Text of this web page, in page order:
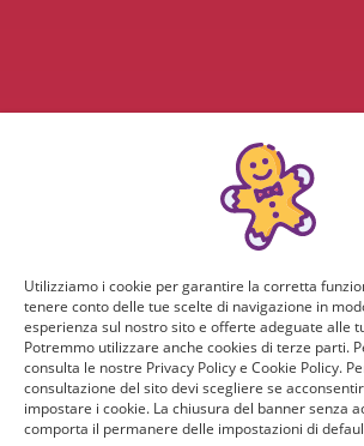
Utilizziamo i cookie per garantire la corretta
tenere conto delle tue scelte di navigazione in
esperienza sul nostro sito e offerte adeguate alle
Potremmo utilizzare anche cookies di terze parti.
consulta le nostre Privacy Policy e Cookie Policy.
consultazione del sito devi scegliere se
impostare i cookie. La chiusura del banner senza
comporta il permanere delle impostazioni di